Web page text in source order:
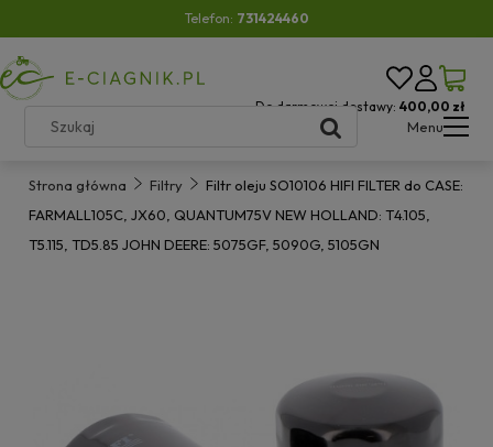
Telefon: 731424460
Do darmowej dostawy: 400,00 zł
Menu
Strona główna Filtry
Filtr oleju SO10106 HIFI FILTER do CASE:
FARMALL105C, JX60, QUANTUM75V NEW HOLLAND: T4.105,
T5.115, TD5.85 JOHN DEERE: 5075GF, 5090G, 5105GN